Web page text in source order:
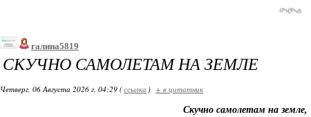
галина5819
СКУЧНО САМОЛЕТАМ НА ЗЕМЛЕ
Четверг, 06 Августа 2026 г. 04:29 (ссылка ) + в цитатник
Скучно самолетам на земле,